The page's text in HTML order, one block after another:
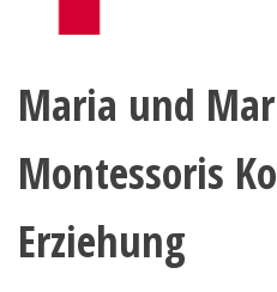
Maria und
Montessoris
Erziehung